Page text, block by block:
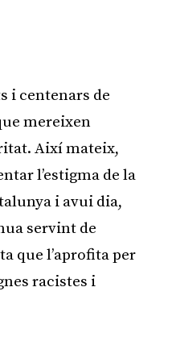
i centenars de
mereixen
Així mateix,
l’estigma de la
i avui dia,
servint de
que l’aprofita per
racistes i